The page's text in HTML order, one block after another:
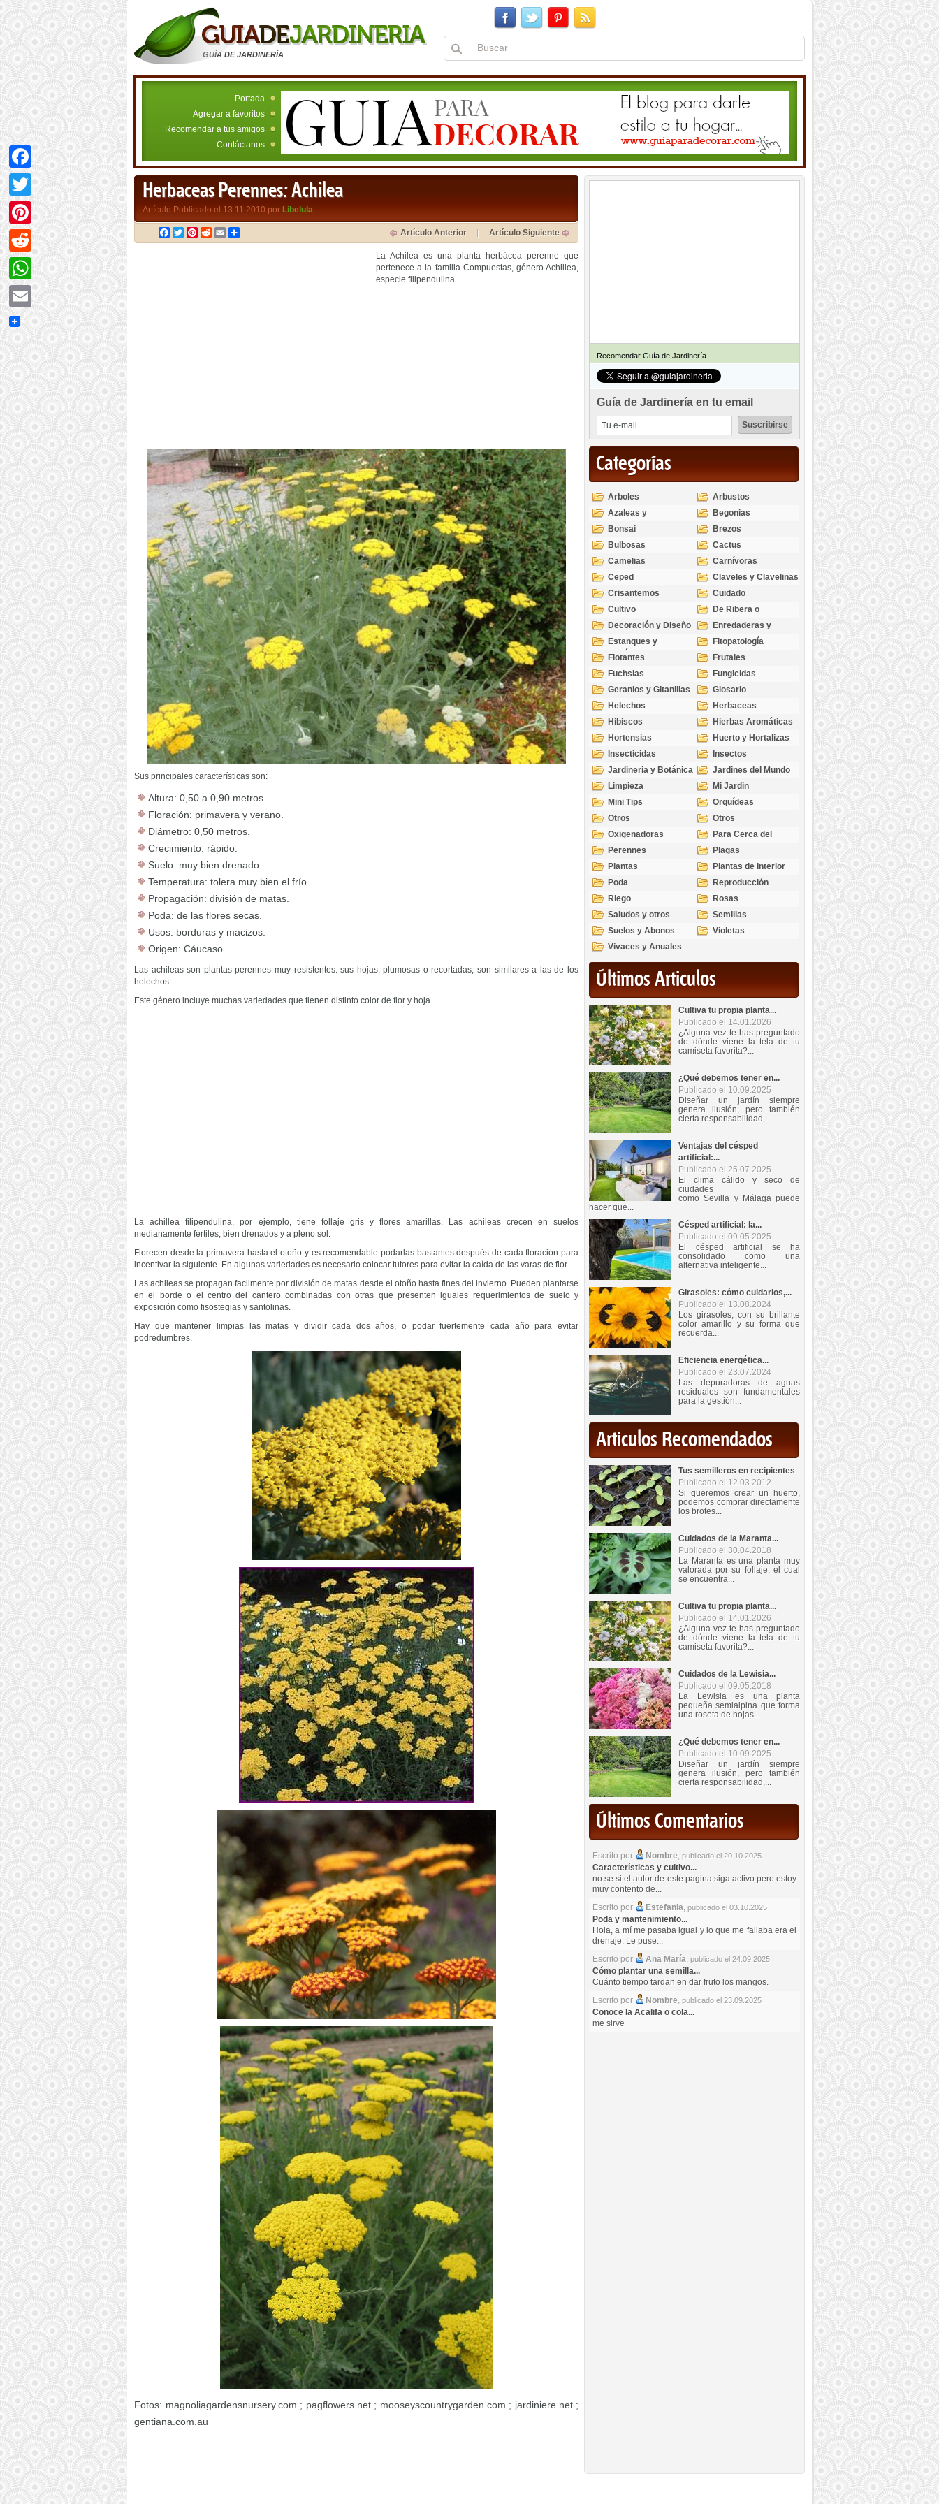
GUÍA DE JARDINERÍA
Portada
Agregar a favoritos
Recomendar a tus amigos
Contáctanos
Herbaceas Perennes: Achilea
Artículo Publicado el 13.11.2010 por Libelula
Facebook
TwitterPinterest
RedditEmail Artículo Anterior Artículo Siguiente
La Achilea es una planta herbácea perenne que
pertenece a la familia Compuestas, género Achillea,
especie filipendulina.
Sus principales características son:
Altura: 0,50 a 0,90 metros.
Floración: primavera y verano.
Diámetro: 0,50 metros.
Crecimiento: rápido.
Suelo: muy bien drenado.
Temperatura: tolera muy bien el frío.
Propagación: división de matas.
Poda: de las flores secas.
Usos: borduras y macizos.
Origen: Cáucaso.
Las achileas son plantas perennes muy resistentes. sus hojas, plumosas o recortadas, son similares a las de los
helechos.
Este género incluye muchas variedades que tienen distinto color de flor y hoja.
La achillea filipendulina, por ejemplo, tiene follaje gris y flores amarillas. Las achileas crecen en suelos
medianamente fértiles, bien drenados y a pleno sol.
Florecen desde la primavera hasta el otoño y es recomendable podarlas bastantes después de cada floración para
incentivar la siguiente. En algunas variedades es necesario colocar tutores para evitar la caída de las varas de flor.
Las achileas se propagan facilmente por división de matas desde el otoño hasta fines del invierno. Pueden plantarse
en el borde o el centro del cantero combinadas con otras que presenten iguales requerimientos de suelo y
exposición como fisostegias y santolinas.
Hay que mantener limpias las matas y dividir cada dos años, o podar fuertemente cada año para evitar
podredumbres.
Fotos: magnoliagardensnursery.com ; pagflowers.net ; mooseyscountrygarden.com ; jardiniere.net ;
gentiana.com.au
Recomendar Guía de Jardinería
Guía de Jardinería en tu email
Categorías
Arboles
Arbustos
Azaleas y
Rododendros
Begonias
Bonsai
Brezos
Bulbosas
Cactus
Camelias
Carnívoras
Ceped
Claveles y Clavelinas
Crisantemos
Cuidado
Cultivo
De Ribera o
Palustres
Decoración y Diseño
Enredaderas y
cubresuelos
Estanques y
Acuáticas
Fitopatología
Flotantes
Frutales
Fuchsias
Fungicidas
Geranios y Gitanillas
Glosario
Helechos
Herbaceas
Hibiscos
Hierbas Aromáticas
Hortensias
Huerto y Hortalizas
Insecticidas
Insectos
Jardineria y Botánica
Jardines del Mundo
Limpieza
Mi Jardin
Mini Tips
Orquídeas
Otros
Otros
Oxigenadoras
Para Cerca del
Estanque
Perennes
Plagas
Plantas
Plantas de Interior
Poda
Reproducción
Riego
Rosas
Saludos y otros
temas
Semillas
Suelos y Abonos
Violetas
Vivaces y Anuales
Últimos Articulos
Cultiva tu propia planta...
Publicado el 14.01.2026
¿Alguna vez te has preguntado
de dónde viene la tela de tu
camiseta favorita?...
¿Qué debemos tener en...
Publicado el 10.09.2025
Diseñar un jardín siempre
genera ilusión, pero también
cierta responsabilidad,...
Ventajas del césped
artificial:...
Publicado el 25.07.2025
El clima cálido y seco de
ciudades
como Sevilla y Málaga puede
hacer que...
Césped artificial: la...
Publicado el 09.05.2025
El césped artificial se ha
consolidado como una
alternativa inteligente...
Girasoles: cómo cuidarlos,...
Publicado el 13.08.2024
Los girasoles, con su brillante
color amarillo y su forma que
recuerda...
Eficiencia energética...
Publicado el 23.07.2024
Las depuradoras de aguas
residuales son fundamentales
para la gestión...
Articulos Recomendados
Tus semilleros en recipientes
Publicado el 12.03.2012
Si queremos crear un huerto,
podemos comprar directamente
los brotes...
Cuidados de la Maranta...
Publicado el 30.04.2018
La Maranta es una planta muy
valorada por su follaje, el cual
se encuentra...
Cultiva tu propia planta...
Publicado el 14.01.2026
¿Alguna vez te has preguntado
de dónde viene la tela de tu
camiseta favorita?...
Cuidados de la Lewisia...
Publicado el 09.05.2018
La Lewisia es una planta
pequeña semialpina que forma
una roseta de hojas...
¿Qué debemos tener en...
Publicado el 10.09.2025
Diseñar un jardín siempre
genera ilusión, pero también
cierta responsabilidad,...
Últimos Comentarios
Escrito por Nombre, publicado el 20.10.2025
Características y cultivo...
no se si el autor de este pagina siga activo pero estoy
muy contento de...
Escrito por
Estefania, publicado el 03.10.2025
Poda y mantenimiento...
Hola, a mí me pasaba igual y lo que me fallaba era el
drenaje. Le puse...
Escrito por
Ana María, publicado el 24.09.2025
Cómo plantar una semilla...
Cuánto tiempo tardan en dar fruto los mangos.
Escrito por
Nombre, publicado el 23.09.2025
Conoce la Acalifa o cola...
me sirve
Facebook
Twitter
Pinterest
Reddit
WhatsApp
Email